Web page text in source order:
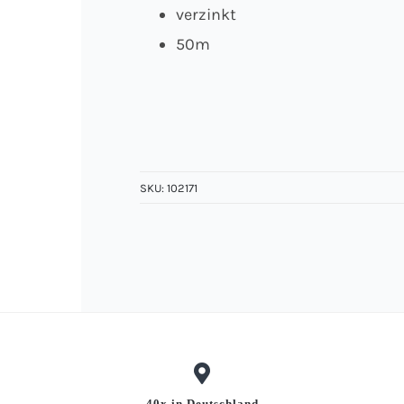
verzinkt
50m
SKU: 102171